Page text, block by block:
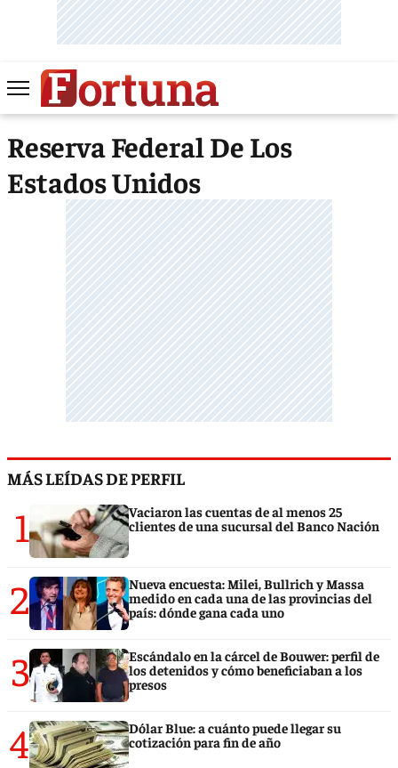
Reserva Federal De Los
Estados Unidos
MÁS LEÍDAS DE PERFIL
1
Vaciaron las cuentas de al menos 25
clientes de una sucursal del Banco Nación
2
Nueva encuesta: Milei, Bullrich y Massa
medido en cada una de las provincias del
país: dónde gana cada uno
3
Escándalo en la cárcel de Bouwer: perfil de
los detenidos y cómo beneficiaban a los
presos
4
Dólar Blue: a cuánto puede llegar su
cotización para fin de año